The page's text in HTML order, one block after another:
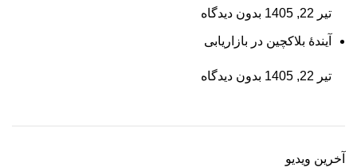
تیر 22, 1405 بدون دیدگاه
آیندۀ بلاکچین در بازاریابی
تیر 22, 1405 بدون دیدگاه
آخرین ویدیو